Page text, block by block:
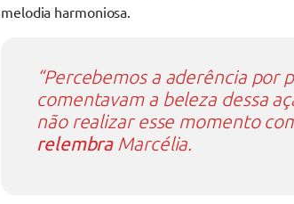
melodia harmoniosa.
“Percebemos a aderência por
comentavam a beleza dessa
não realizar esse momento
relembra Marcélia.